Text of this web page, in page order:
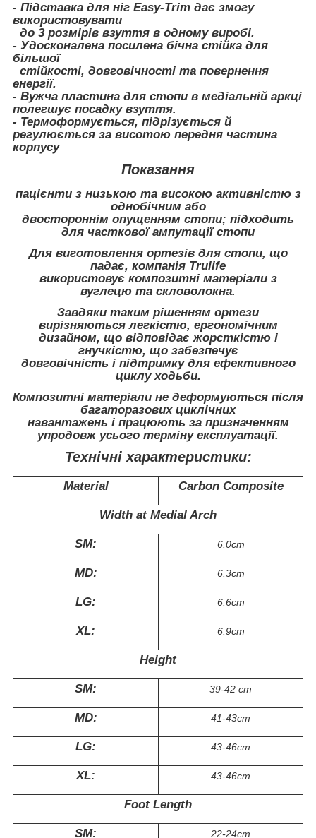
- Підставка для ніг Easy-Trim дає змогу
використовувати
до 3 розмірів взуття в одному виробі.
- Удосконалена посилена бічна стійка для
більшої
стійкості, довговічності та повернення
енергії.
- Вужча пластина для стопи в медіальній аркці
полегшує посадку взуття.
- Термоформується, підрізується й
регулюється за висотою передня частина
корпусу
Показання
пацієнти з низькою та високою активністю з
однобічним або
двостороннім опущенням стопи; підходить
для часткової ампутації стопи
Для виготовлення ортезів для стопи, що
падає, компанія Trulife
використовує композитні матеріали з
вуглецю та скловолокна.
Завдяки таким рішенням ортези
вирізняються легкістю, ергономічним
дизайном, що відповідає жорсткістю і
гнучкістю, що забезпечує
довговічність і підтримку для ефективного
циклу ходьби.
Композитні матеріали не деформуються після
багаторазових циклічних
навантажень і працюють за призначенням
упродовж усього терміну експлуатації.
Технічні характеристики:
Material Carbon Composite
Width at Medial Arch
SM: 6.0cm
MD: 6.3cm
LG: 6.6cm
XL: 6.9cm
Height
SM: 39-42 cm
MD: 41-43cm
LG: 43-46cm
XL: 43-46cm
Foot Length
SM: 22-24cm